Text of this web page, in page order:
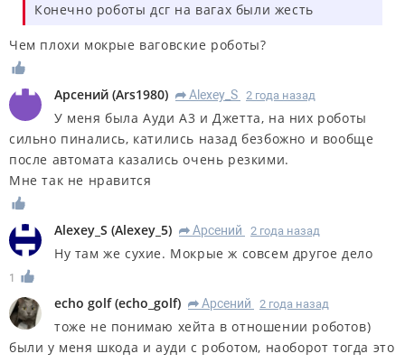
Конечно роботы дсг на вагах были жесть
Чем плохи мокрые ваговские роботы?
Арсений (Ars1980) R Alexey_S 2 года назад
У меня была Ауди А3 и Джетта, на них роботы
сильно пинались, катились назад безбожно и вообще
после автомата казались очень резкими.
Мне так не нравится
Alexey_S (Alexey_5) R Арсений 2 года назад
Ну там же сухие. Мокрые ж совсем другое дело
1
echo golf(echo_golf) R Арсений 2 года назад
тоже не понимаю хейта в отношении роботов)
были у меня шкода и ауди с роботом, наоборот тогда это